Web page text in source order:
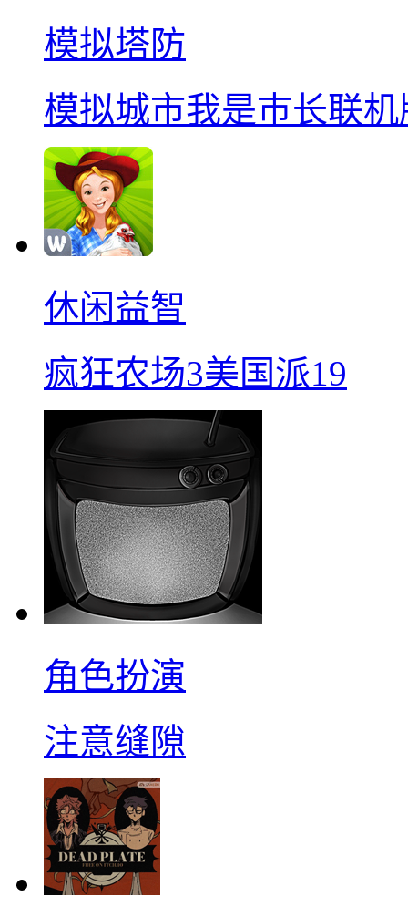
模拟塔防
模拟城市我是巿长联机
休闲益智
疯狂农场3美国派19
角色扮演
注意缝隙